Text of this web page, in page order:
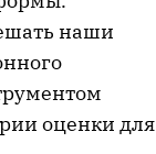
наши
оценки для